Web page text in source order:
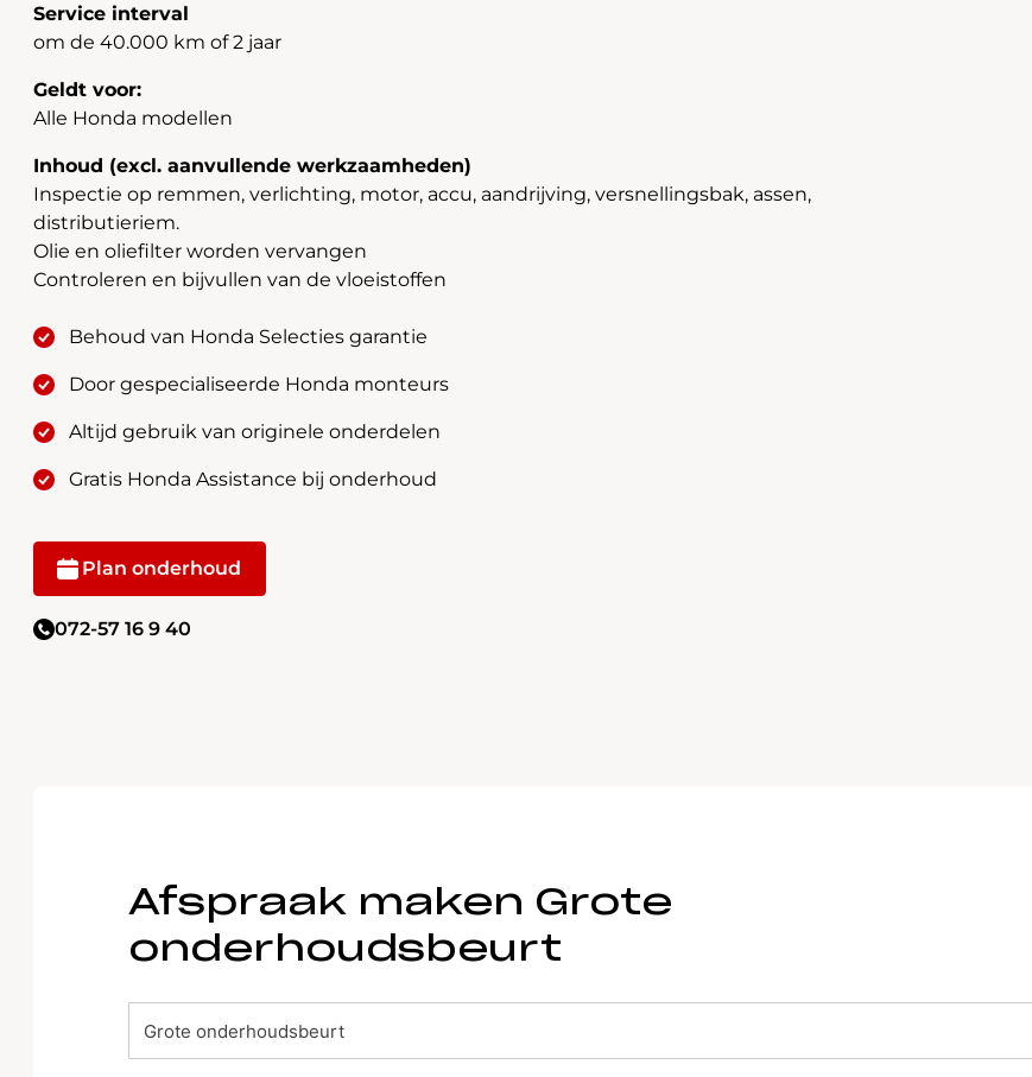
Service interval
om de 40.000 km of 2 jaar
Geldt voor:
Alle Honda modellen
Inhoud (excl. aanvullende werkzaamheden)
Inspectie op remmen, verlichting, motor, accu, aandrijving, versnellingsbak, assen,
distributieriem.
Olie en oliefilter worden vervangen
Controleren en bijvullen van de vloeistoffen
Behoud van Honda Selecties garantie
Door gespecialiseerde Honda monteurs
Altijd gebruik van originele onderdelen
Gratis Honda Assistance bij onderhoud
Plan onderhoud
072-57 16 9 40
Afspraak maken Grote
onderhoudsbeurt